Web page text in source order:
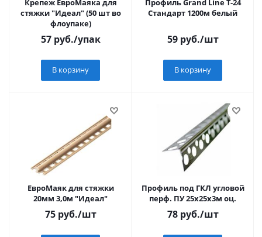
Крепеж ЕвроМаяка для
стяжки "Идеал" (50 шт во
флоупаке)
57руб./упак
В корзину
Профиль Grand Line Т-24
Стандарт 1200м белый
59руб./шт
В корзину
ЕвроМаяк для стяжки
20мм 3,0м "Идеал"
75руб./шт
Профиль под ГКЛ угловой
перф. ПУ 25х25х3м оц.
78руб./шт